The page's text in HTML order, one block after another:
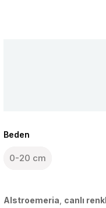
Beden
0-20 cm
Alstroemeria canlı